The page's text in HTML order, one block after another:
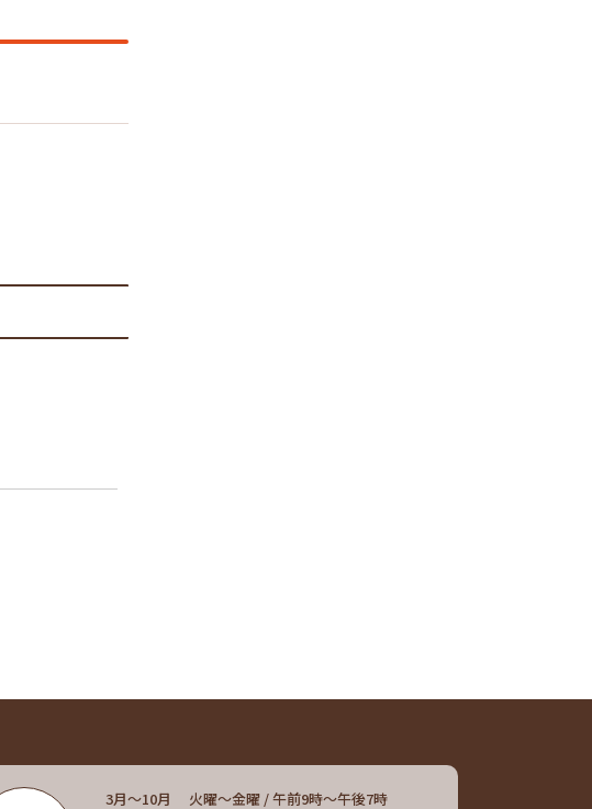
3月～10月 火曜～金曜 / 午前9時～午後7時